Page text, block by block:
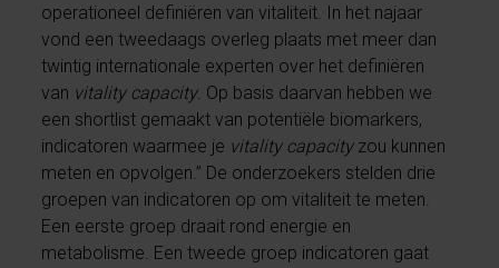
operationeel definiëren van vitaliteit. In het najaar
vond een tweedaags overleg plaats met meer dan
twintig internationale experten over het definiëren
van vitality capacity. Op basis daarvan hebben we
een shortlist gemaakt van potentiële biomarkers,
indicatoren waarmee je vitality capacityzou kunnen
meten en opvolgen.” De onderzoekers stelden drie
groepen van indicatoren op om vitaliteit te meten.
Een eerste groep draait rond energie en
metabolisme. Een tweede groep indicatoren gaat